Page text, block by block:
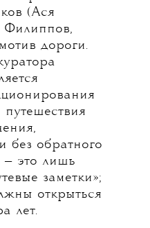
(Ася
Филиппов,
дороги.
путешествия
без обратного
— это лишь
заметки»;
открыться
лет.